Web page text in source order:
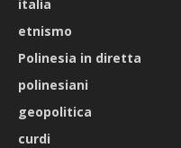
italia
etnismo
Polinesia in diretta
polinesiani
geopolitica
curdi